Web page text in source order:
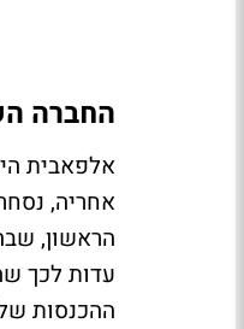
החברה
אלפאבית
הראשון,
עדות לכך
ההכנסות